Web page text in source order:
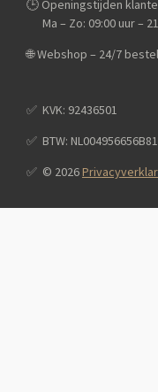
🕒 Openingstijden
Ma – Zo: 09:00 uur –
🌐 Webshop – 24/7
✅️ KVK: 92436501
✅️ BTW: NL004956656B81
✅️ © 2026